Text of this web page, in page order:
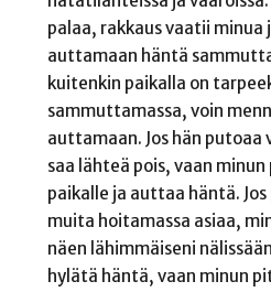
palaa, rakkaus vaatii minua
auttamaan häntä
kuitenkin paikalla on
sammuttamassa, voin
auttamaan. Jos hän putoaa
saa lähteä pois, vaan
paikalle ja auttaa häntä.
muita hoitamassa asiaa,
näen lähimmäiseni
hylätä häntä, vaan minun